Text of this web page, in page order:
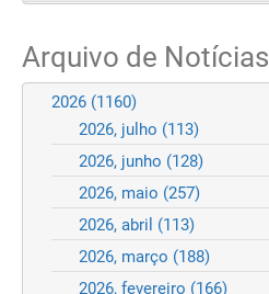
Arquivo de Notícias
2026 (1160)
2026, julho (113)
2026, junho (128)
2026, maio (257)
2026, abril (113)
2026, março (188)
2026, fevereiro (166)